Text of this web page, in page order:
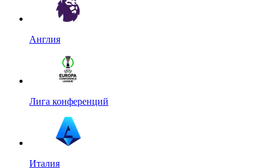
Англия
Лига конференций
Италия